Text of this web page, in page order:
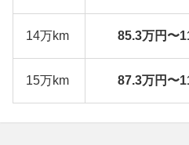
14万km 85.3万円〜
15万km 87.3万円〜